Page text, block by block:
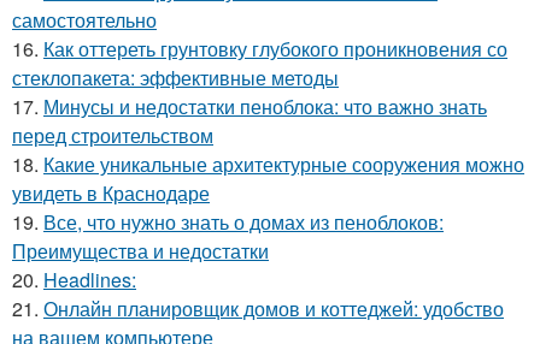
самостоятельно
16. Как оттереть грунтовку глубокого проникновения со
стеклопакета: эффективные методы
17. Минусы и недостатки пеноблока: что важно знать
перед строительством
18. Какие уникальные архитектурные сооружения можно
увидеть в Краснодаре
19. Все, что нужно знать о домах из пеноблоков:
Преимущества и недостатки
20. Headlines:
21. Онлайн планировщик домов и коттеджей: удобство
на вашем компьютере